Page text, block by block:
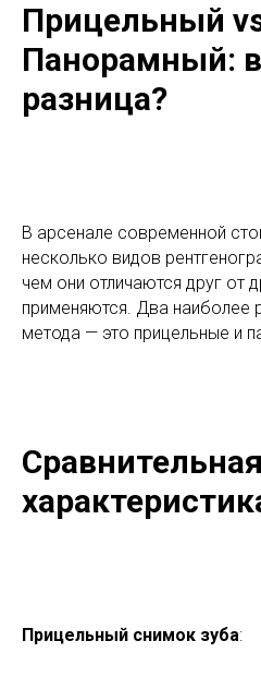
Прицельный
Панорамный:
разница?
В арсенале современной
несколько видов
чем они отличаются друг от
применяются. Два наиболее
метода — это прицельные и
Сравнительная
Прицельный снимок зуба: